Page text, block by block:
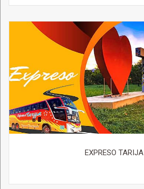
EXPRESO TARIJA